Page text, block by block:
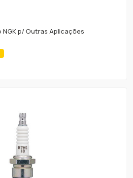
p/ Outras Aplicações